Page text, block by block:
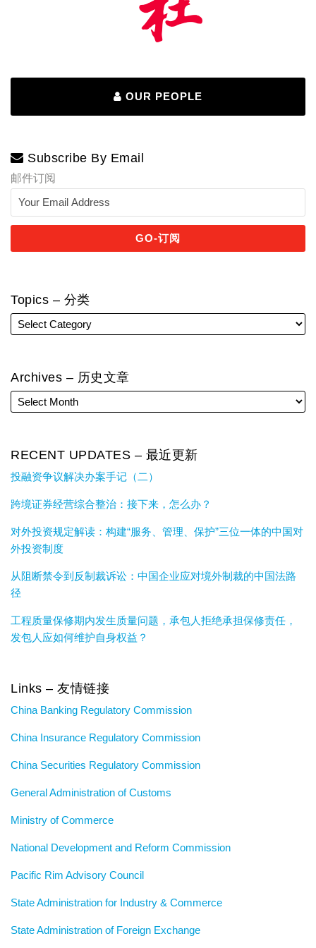
OUR PEOPLE
Subscribe By Email
邮件订阅
Topics – 分类
Archives – 历史文章
RECENT UPDATES – 最近更新
投融资争议解决办案手记（二）
跨境证券经营综合整治：接下来，怎么办？
对外投资规定解读：构建“服务、管理、保护”三位一体的中国对
外投资制度
从阻断禁令到反制裁诉讼：中国企业应对境外制裁的中国法路
径
工程质量保修期内发生质量问题，承包人拒绝承担保修责任，
发包人应如何维护自身权益？
Links – 友情链接
China Banking Regulatory Commission
China Insurance Regulatory Commission
China Securities Regulatory Commission
General Administration of Customs
Ministry of Commerce
National Development and Reform Commission
Pacific Rim Advisory Council
State Administration for Industry & Commerce
State Administration of Foreign Exchange